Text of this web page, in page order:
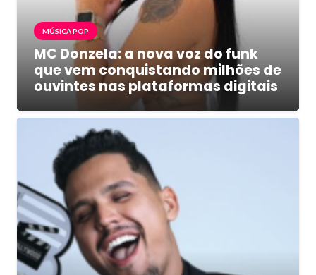
MÚSICA POP
MC Donzela: a nova voz do funk
que vem conquistando milhões de
ouvintes nas plataformas digitais